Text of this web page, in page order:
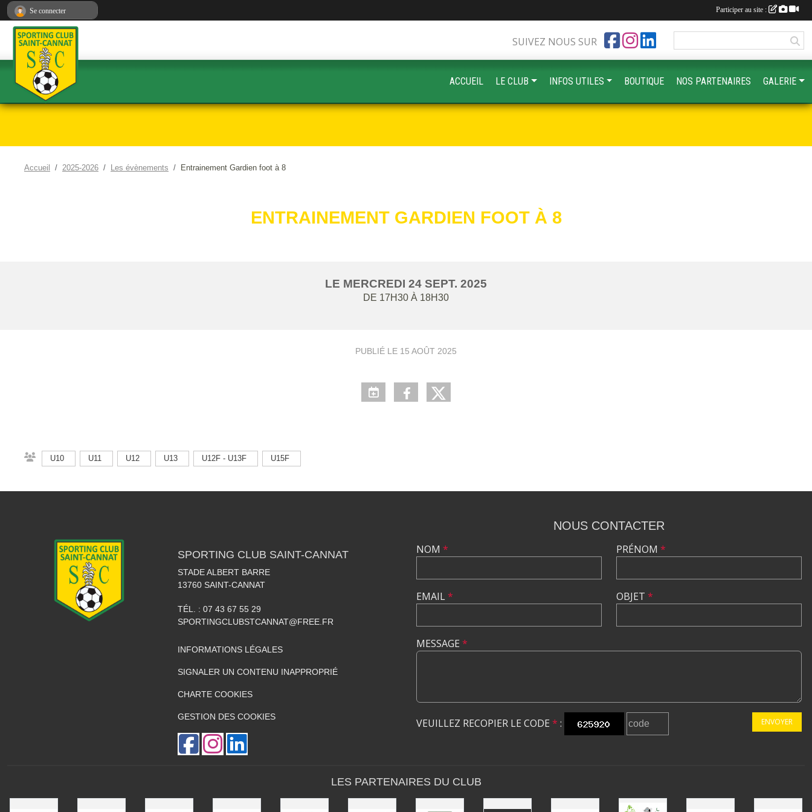
Accueil 2025-2026 Les évènements Entrainement Gardien foot à 8
ENTRAINEMENT GARDIEN FOOT À 8
LE MERCREDI 24 SEPT. 2025
DE 17H30 À 18H30
PUBLIÉ LE 15 AOÛT 2025
U10 U11 U12 U13 U12F - U13F U15F
SUIVEZ NOUS SUR
ACCUEIL LE CLUB INFOS UTILES BOUTIQUE NOS PARTENAIRES GALERIE
SPORTING CLUB SAINT-CANNAT
STADE ALBERT BARRE
13760 SAINT-CANNAT
TÉL. : 07 43 67 55 29
SPORTINGCLUBSTCANNAT@FREE.FR
INFORMATIONS LÉGALES
SIGNALER UN CONTENU INAPPROPRIÉ
CHARTE COOKIES
GESTION DES COOKIES
NOUS CONTACTER
NOM *
EMAIL*
PRÉNOM *
OBJET *
MESSAGE *
VEUILLEZ RECOPIER LE CODE * : ENVOYER
LES PARTENAIRES DU CLUB
Se connecter Participer au site :
Panneau de gestion des cookies